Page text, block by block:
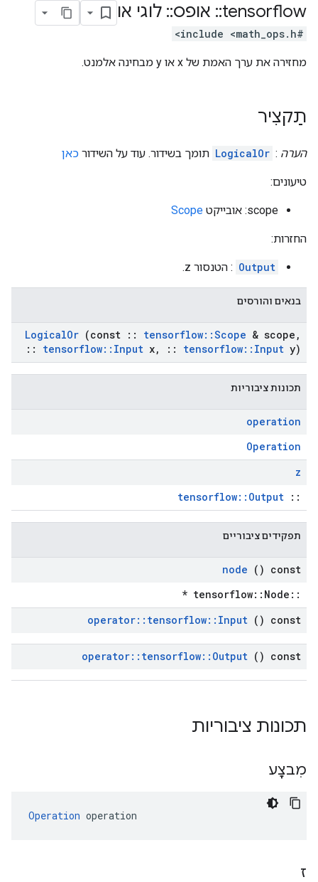
tensorflow
:: אופס:: לוגי או
#include <math_ops.h>
מחזירה את ערך האמת של x או y מבחינה אלמנט.
תַקצִיר
הערה :
LogicalOr תומך בשידור. עוד על השידור כאן
טיעונים:
scope: אובייקט Scope
החזרות:
Output : הטנסור z.
בנאים והורסים
LogicalOr (const :: tensorflow::Scope & scope ,
::
tensorflow:: Input x, :: tensorflow:: Input y)
תכונות ציבוריות
operation
Operation
z
::
tensorflow::Output
תפקידים ציבוריים
node () const
::tensorflow::Node *
operator:: tensorflow:: Input () const
operator:: tensorflow:: Output () const
תכונות ציבוריות
מִבצָע
Operation operation
ז